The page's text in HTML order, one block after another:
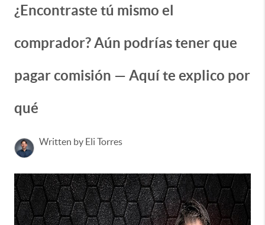
¿Encontraste tú mismo el
comprador? Aún podrías tener que
pagar comisión — Aquí te explico por
qué
Written by Eli Torres